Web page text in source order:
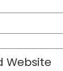
Website